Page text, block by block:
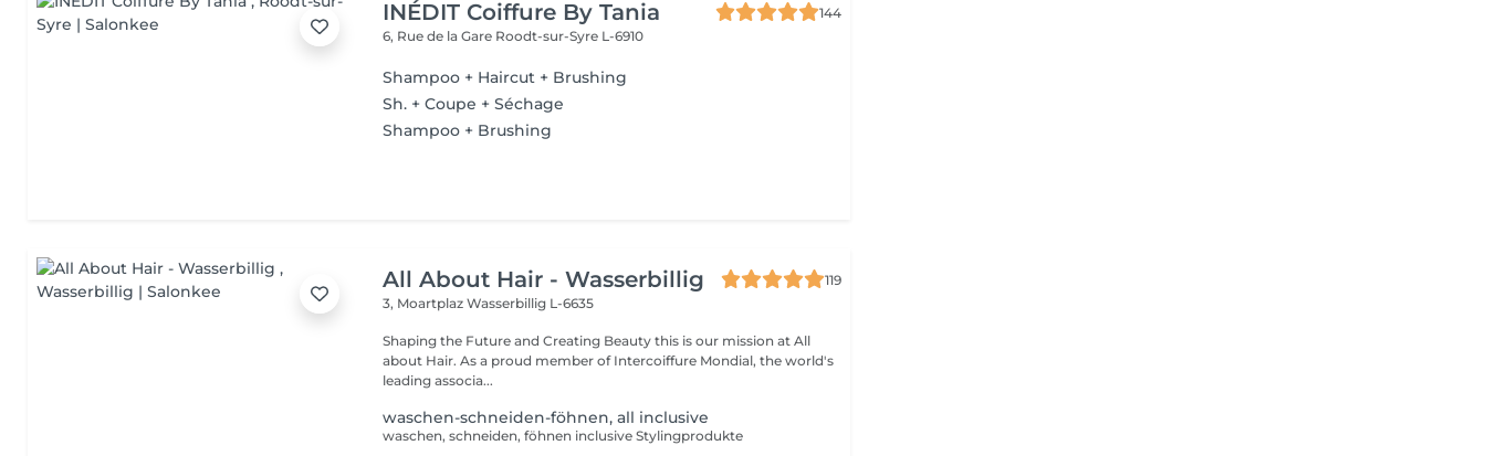
INÉDIT Coiffure By Tania
144
6, Rue de la Gare Roodt-sur-Syre L-6910
Shampoo + Haircut + Brushing
Sh. + Coupe + Séchage
Shampoo + Brushing
All About Hair - Wasserbillig
119
3, MoartplazWasserbillig L-6635
Shaping the Future and Creating Beauty this is our mission at All
about Hair. As a proud member of Intercoiffure Mondial, the world's
leading associa...
waschen-schneiden-föhnen, all inclusive
waschen, schneiden, föhnen inclusive Stylingprodukte